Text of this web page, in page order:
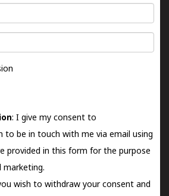
: I give my consent to
to be in touch with me via email using
provided in this form for the purpose
marketing.
wish to withdraw your consent and